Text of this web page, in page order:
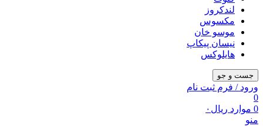
لندکروز
مکسوس
موسو خان
نیسان پیکاپ
هایلوکس
جست و جو
ورود / فرم ثبت نام
0
0 موارد ریال ۰
منو